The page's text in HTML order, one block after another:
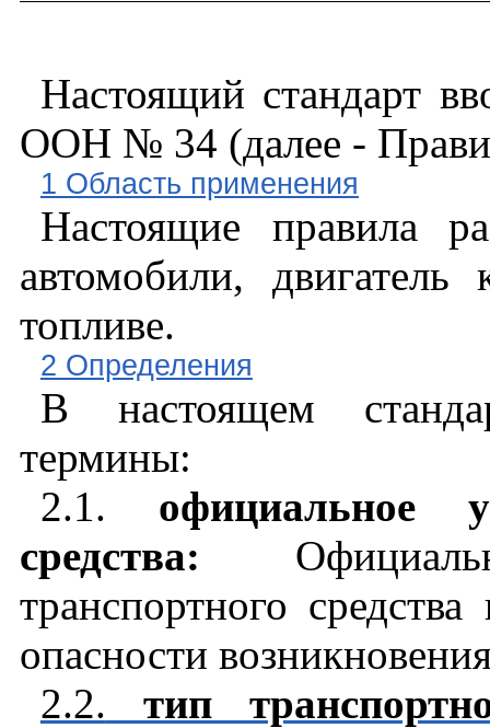
Настоящий стандарт
ООН № 34 (далее -
1 Область применения
Настоящие правила
автомобили,
топливе.
2 Определения
В настоящем
термины:
2.1. официальное
средства:
транспортного
опасности
2.2. тип